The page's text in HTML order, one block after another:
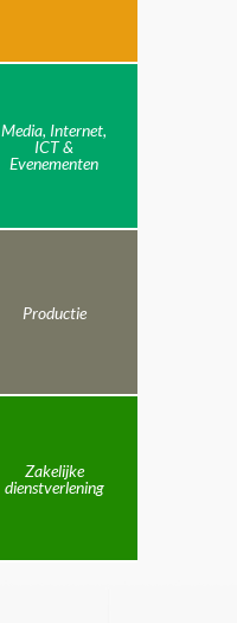
Media, Internet,
ICT &
Evenementen
Productie
Zakelijke
dienstverlening